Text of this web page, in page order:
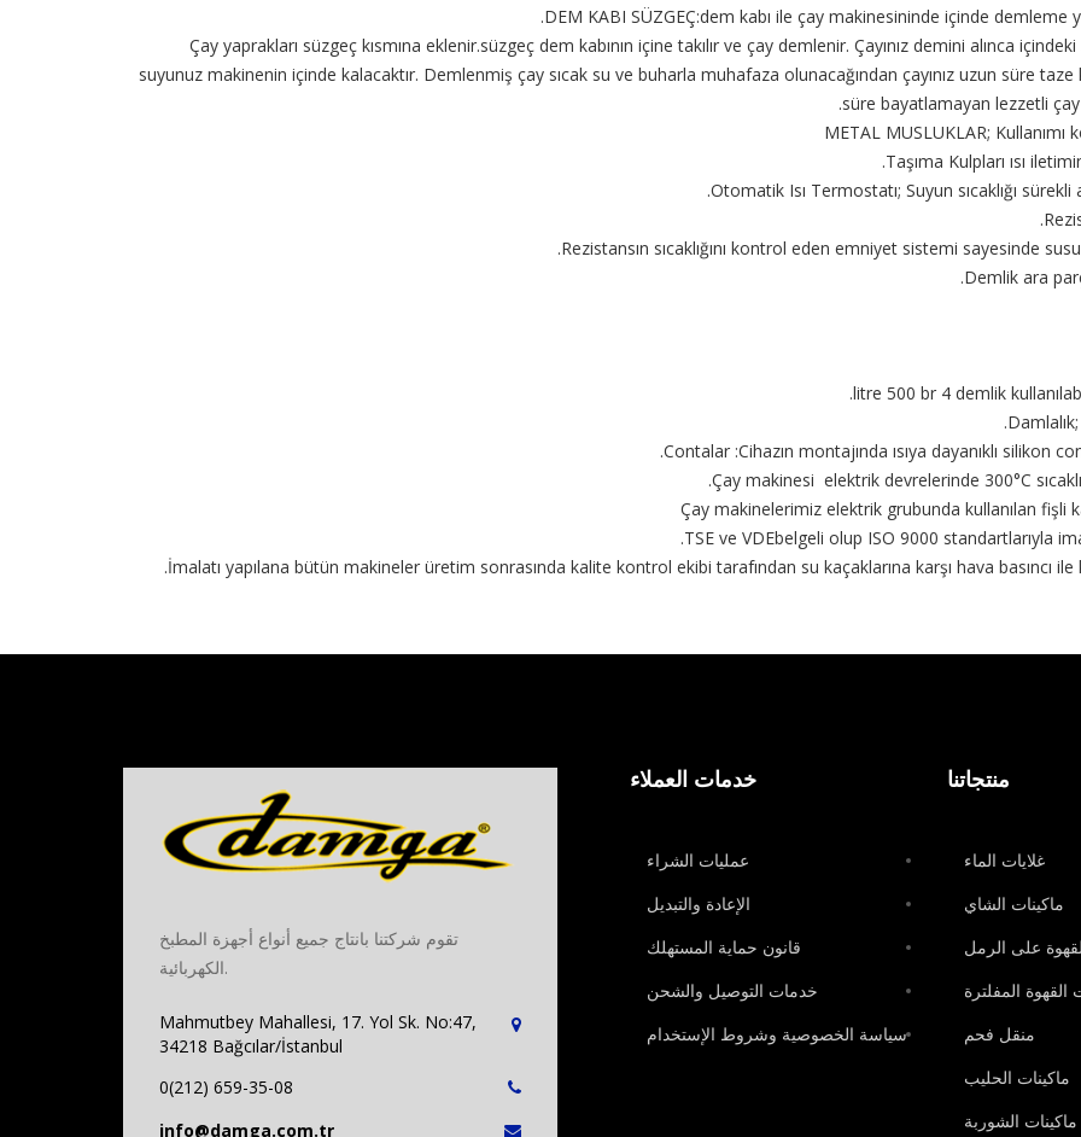
DEM KABI SÜZGEÇ:dem kabı ile çay makinesininde içinde demleme
Çay yaprakları süzgeç kısmına eklenir.süzgeç dem kabının içine takılır ve çay demlenir. Çayınız demini alınca
suyunuz makinenin içinde kalacaktır. Demlenmiş çay sıcak su ve buharla muhafaza olunacağından çayınız uzun süre
süre bayatlamayan lezzetli
METAL MUSLUKLAR; Kullanımı
Taşıma Kulpları ısı
Otomatik Isı Termostatı; Suyun sıcaklığı
Rezistansın sıcaklığını kontrol eden emniyet sistemi sayesinde
Demlik ara
Contalar :Cihazın montajında ısıya dayanıklı silikon
Çay makinesi elektrik devrelerinde 300°C
Çay makinelerimiz elektrik grubunda kullanılan
TSE ve VDEbelgeli olup ISO 9000 standartlarıyla
İmalatı yapılana bütün makineler üretim sonrasında kalite kontrol ekibi tarafından su kaçaklarına karşı hava basıncı
تقوم شركتنا بانتاج جميع أنواع أجهزة المطبخ
الكهربائية.
Mahmutbey Mahallesi, 17. Yol Sk. No:47,
34218 Bağcılar/İstanbul
0(212) 659-35-08
info@damga.com.tr
خدمات العملاء
عمليات الشراء
الإعادة والتبديل
قانون حماية المستهلك
خدمات التوصيل والشحن
سياسة الخصوصية وشروط الإستخدام
منتجاتنا
غلايات الماء
ماكينات الشاي
على الرمل
القهوة المفلترة
منقل فحم
ماكينات الحليب
ماكينات الشوربة